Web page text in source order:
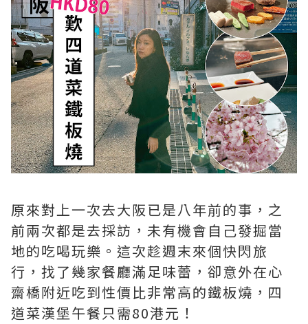
原來對上一次去大阪已是八年前的事，之
前兩次都是去採訪，未有機會自己發掘當
地的吃喝玩樂。這次趁週末來個快閃旅
行，找了幾家餐廳滿足味蕾，卻意外在心
齋橋附近吃到性價比非常高的鐵板燒，四
道菜漢堡午餐只需80港元！